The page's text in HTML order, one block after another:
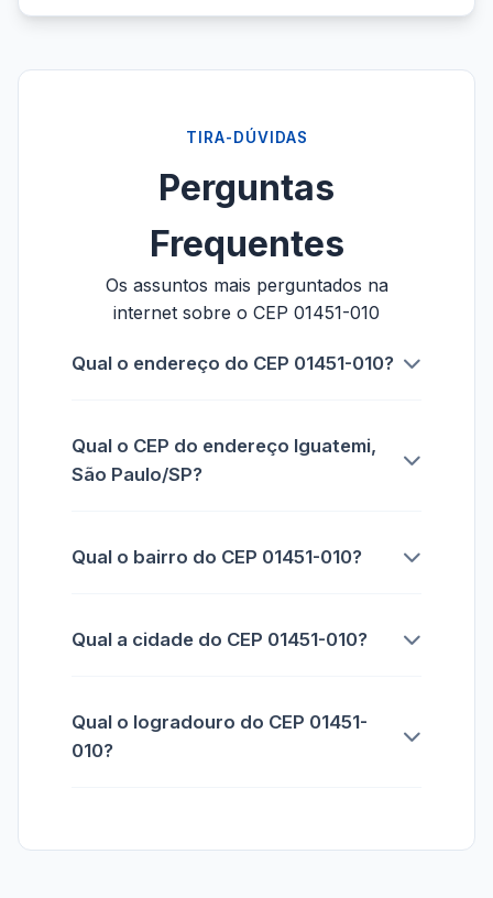
TIRA-DÚVIDAS
Perguntas
Frequentes
Os assuntos mais perguntados na
internet sobre o CEP 01451-010
Qual o endereço do CEP 01451-010?
Qual o CEP do endereço Iguatemi,
São Paulo/SP?
Qual o bairro do CEP 01451-010?
Qual a cidade do CEP 01451-010?
Qual o logradouro do CEP 01451-
010?